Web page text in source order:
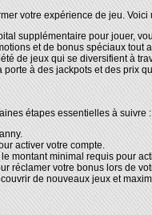
votre expérience de jeu.
supplémentaire pour jouer,
et de bonus spéciaux tout
de jeux qui se diversifient à
porte à des jackpots et des prix
étapes essentielles à suivre :
activer votre compte.
montant minimal requis pour
réclamer votre bonus lors de
de nouveaux jeux et